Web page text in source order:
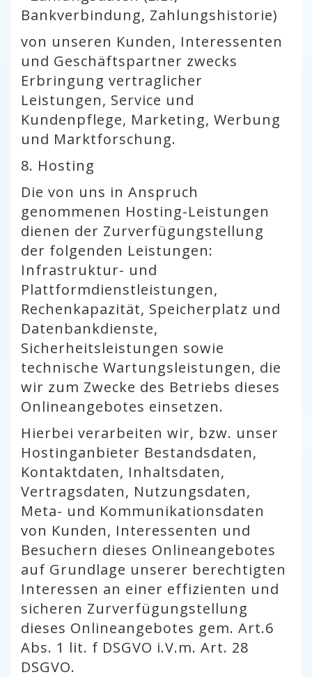
Bankverbindung, Zahlungshistorie)
von unseren Kunden, Interessenten
und Geschäftspartner zwecks
Erbringung vertraglicher
Leistungen, Service und
Kundenpflege, Marketing, Werbung
und Marktforschung.
8. Hosting
Die von uns in Anspruch
genommenen Hosting-Leistungen
dienen der Zurverfügungstellung
der folgenden Leistungen:
Infrastruktur- und
Plattformdienstleistungen,
Rechenkapazität, Speicherplatz und
Datenbankdienste,
Sicherheitsleistungen sowie
technische Wartungsleistungen, die
wir zum Zwecke des Betriebs dieses
Onlineangebotes einsetzen.
Hierbei verarbeiten wir, bzw. unser
Hostinganbieter Bestandsdaten,
Kontaktdaten, Inhaltsdaten,
Vertragsdaten, Nutzungsdaten,
Meta- und Kommunikationsdaten
von Kunden, Interessenten und
Besuchern dieses Onlineangebotes
auf Grundlage unserer berechtigten
Interessen an einer effizienten und
sicheren Zurverfügungstellung
dieses Onlineangebotes gem. Art.6
Abs. 1 lit. f DSGVO i.V.m. Art. 28
DSGVO.